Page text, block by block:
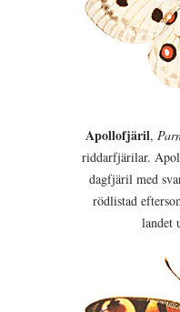
Apollofjäril,
riddarfjärilar.
dagfjäril med
rödlistad
landet